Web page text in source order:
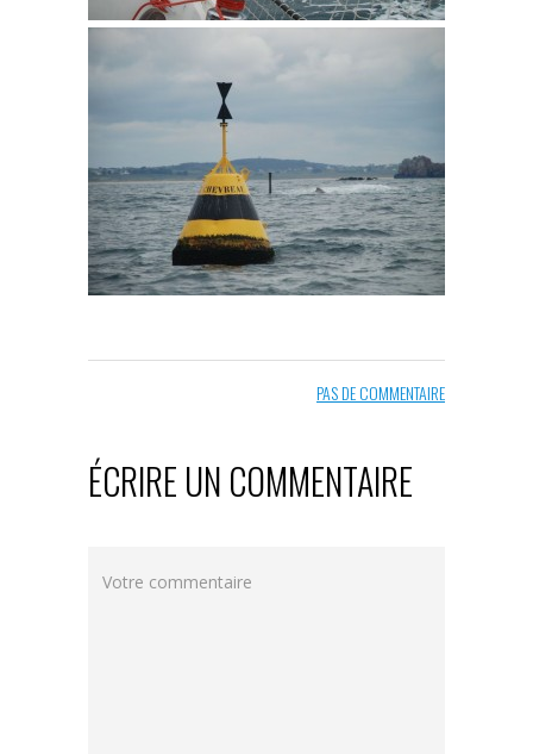
PAS DE COMMENTAIRE
ÉCRIRE UN COMMENTAIRE